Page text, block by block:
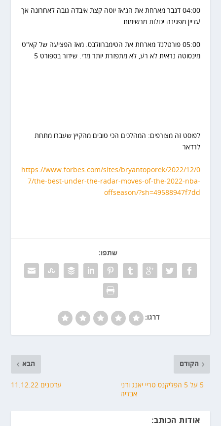
04:00 דנבר מארחת את הג'אז יוטה קצת איבדה גובה לאחרונה אך
עדיין מפגינה יכולות מרשימות.
05:00 פורטלנד מארחת את הטימברוולבס. מאז הפציעה של קא"ט
מינסוטה נראית לא רע, לא מתפזרת יותר מדי. שידור בספורט 5
לפוסט זה מצורפים: המהלכים הכי טובים מהקיץ שעברו מתחת
לרדאר
https://www.forbes.com/sites/bryantoporek/2022/12/0
7/the-best-under-the-radar-moves-of-the-2022-nba-
offseason/?sh=49588947f7dd
שתפו:
דרגו:
הקודם
5 על 5 הפליקנס טריי יאנג ודני
אבדיה
הבא
עדכונים 11.12.22
אודות הכותב: